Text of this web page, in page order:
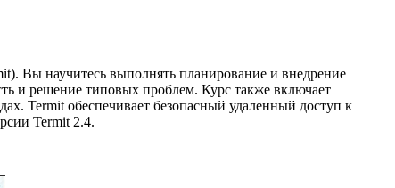
Вы научитесь выполнять планирование и внедрение
и решение типовых проблем. Курс также включает
Termit обеспечивает безопасный удаленный доступ к
Termit 2.4.